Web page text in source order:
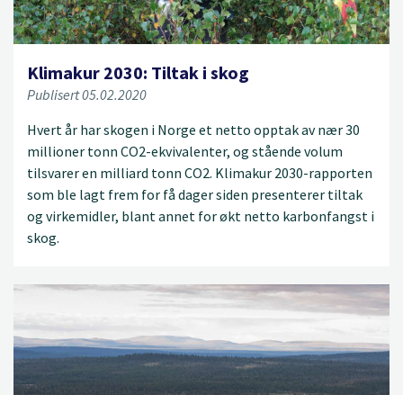
Klimakur 2030: Tiltak i skog
Publisert 05.02.2020
Hvert år har skogen i Norge et netto opptak av nær 30
millioner tonn CO2-ekvivalenter, og stående volum
tilsvarer en milliard tonn CO2. Klimakur 2030-rapporten
som ble lagt frem for få dager siden presenterer tiltak
og virkemidler, blant annet for økt netto karbonfangst i
skog.